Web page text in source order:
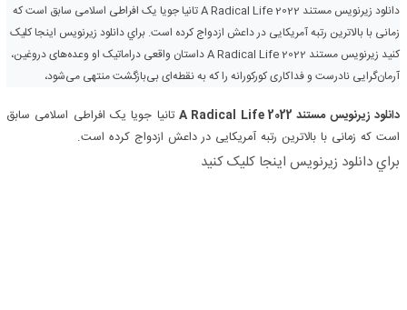
دانلود زیرنویس مستند A Radical Life 2022 تانیا جویا یک افراطی اسلامی سابق است که
زمانی با بالاترین رتبه آمریکایی در داعش ازدواج کرده است. براي دانلود زيرنويس اينجا کليک
کنيد زیرنویس مستند A Radical Life 2022 داستان واقعی دراماتیک او وعده‌های دروغین،
آرمان‌گرایی نادرست و فداکاری کورکورانه را که به نقطه‌ای بی‌بازگشت منتهی می‌شود،
دانلود زیرنویس مستند A Radical Life 2022
تانیا جویا یک افراطی اسلامی سابق
است که زمانی با بالاترین رتبه آمریکایی در داعش ازدواج کرده است.
براي دانلود زيرنويس اينجا کليک کنيد